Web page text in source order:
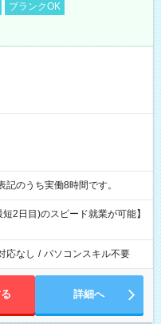
ブランクOK
16:00 10:30～19:30 ※表記のうち実働8時間です。
2日目)のスピード就業が可能】
応なし / パソコンスキル不要
詳細へ